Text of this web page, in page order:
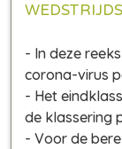
- In deze
corona-virus
- Het
de klassering
- Voor de